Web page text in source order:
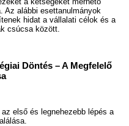
Az alábbi esettanulmányok
hidat a vállalati célok és a
csúcsa között.
Döntés – A Megfelelő
első és legnehezebb lépés a